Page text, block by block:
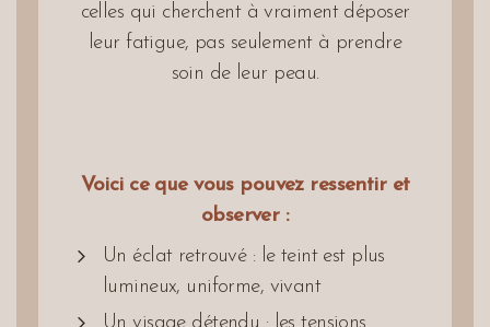
celles qui cherchent à vraiment déposer
leur fatigue, pas seulement à prendre
soin de leur peau.
Voici ce que vous pouvez ressentir et
observer :
Un éclat retrouvé : le teint est plus
lumineux, uniforme, vivant